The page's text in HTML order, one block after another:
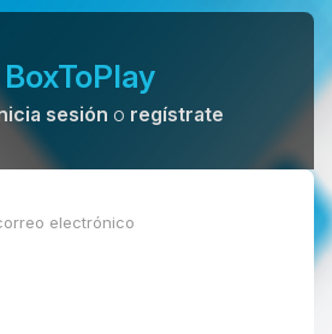
BoxToPlay
sesión o regístrate